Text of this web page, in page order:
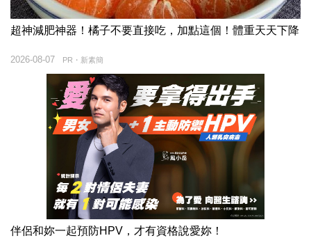
超神減肥神器！橘子不要直接吃，加點這個！體重天天下降
PR・新素簡
2026-08-07
伴侶和妳一起預防HPV，才有資格說愛妳！